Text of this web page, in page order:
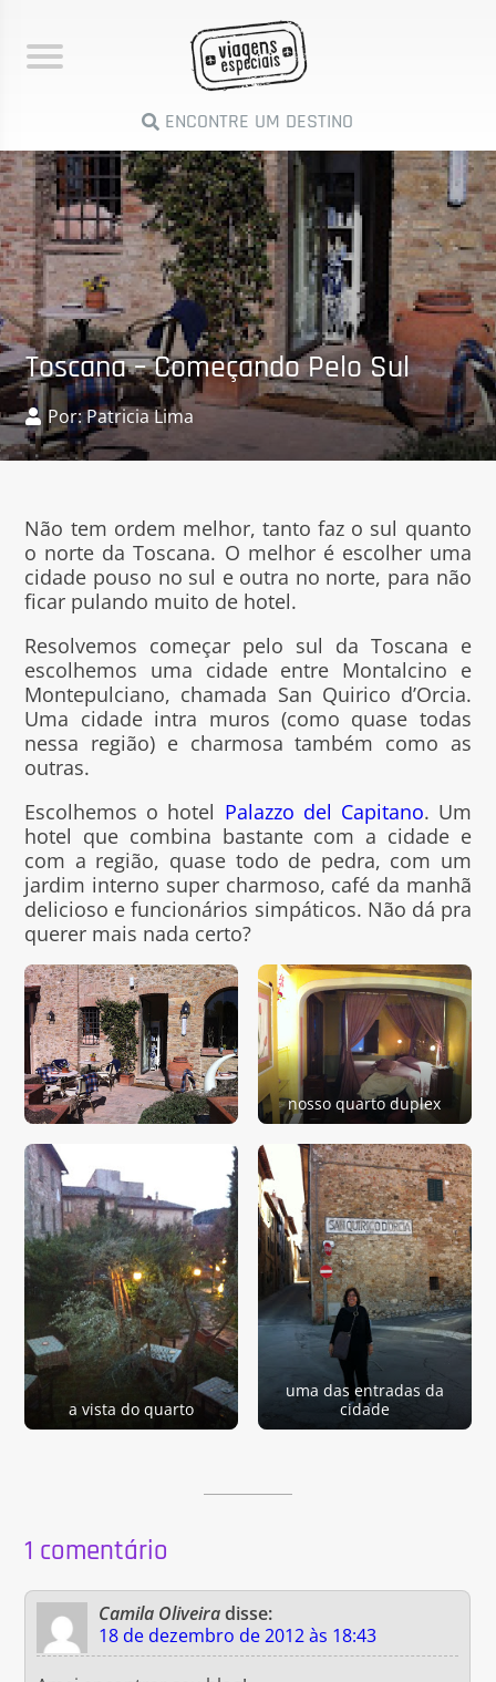
ENCONTRE UM DESTINO
Toscana – Começando Pelo Sul
Por: Patricia Lima
Não tem ordem melhor, tanto faz o sul quanto
o norte da Toscana. O melhor é escolher uma
cidade pouso no sul e outra no norte, para não
ficar pulando muito de hotel.
Resolvemos começar pelo sul da Toscana e
escolhemos uma cidade entre Montalcino e
Montepulciano, chamada San Quirico d’Orcia.
Uma cidade intra muros (como quase todas
nessa região) e charmosa também como as
outras.
Escolhemos o hotel Palazzo del Capitano. Um
hotel que combina bastante com a cidade e
com a região, quase todo de pedra, com um
jardim interno super charmoso, café da manhã
delicioso e funcionários simpáticos. Não dá pra
querer mais nada certo?
nosso quarto duplex
a vista do quarto
uma das entradas da
cidade
1 comentário
Camila Oliveira disse:
18 de dezembro de 2012 às 18:43